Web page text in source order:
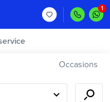
Occasions